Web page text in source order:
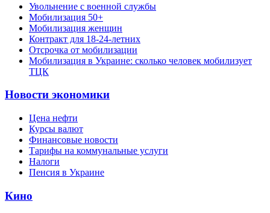
Увольнение с военной службы
Мобилизация 50+
Мобилизация женщин
Контракт для 18-24-летних
Отсрочка от мобилизации
Мобилизация в Украине: сколько человек мобилизует
ТЦК
Новости экономики
Цена нефти
Курсы валют
Финансовые новости
Тарифы на коммунальные услуги
Налоги
Пенсия в Украине
Кино